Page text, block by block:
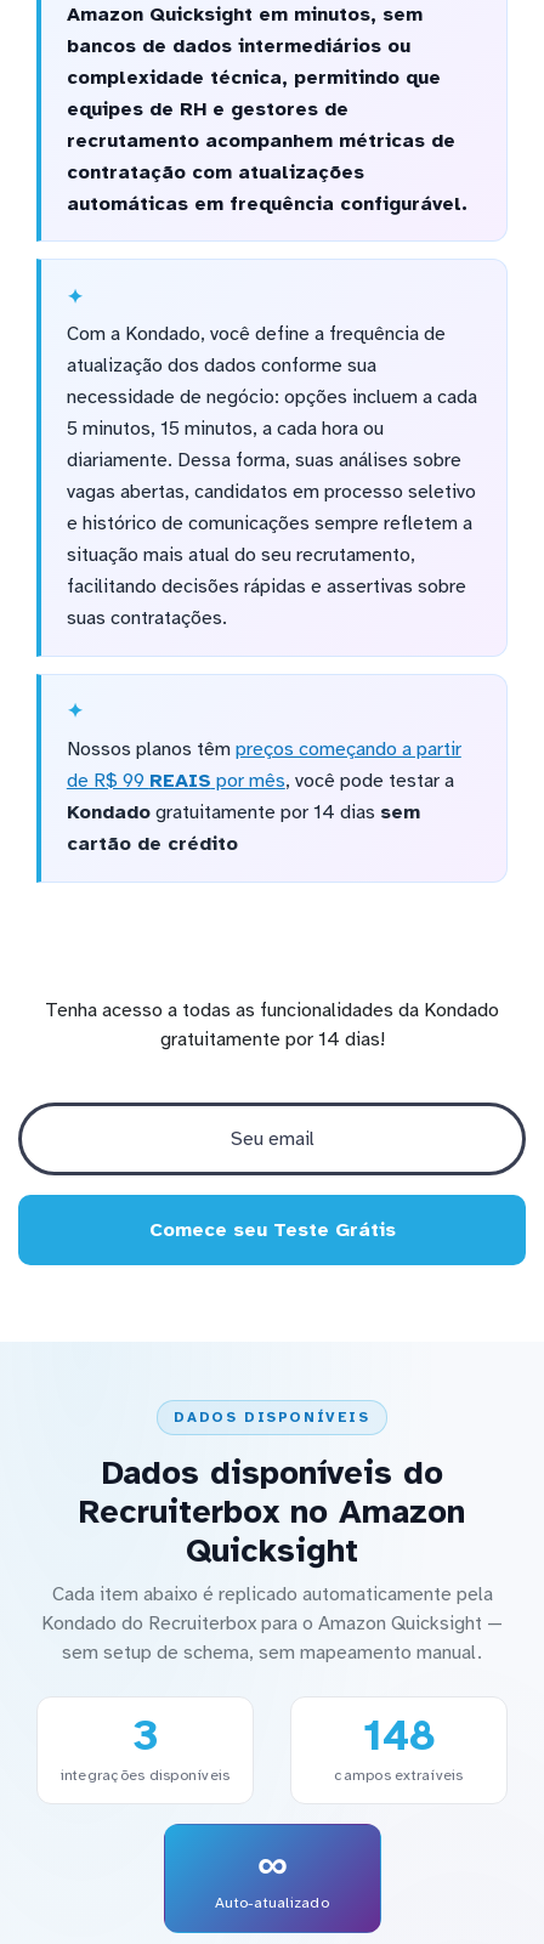
Amazon Quicksight em minutos, sem
bancos de dados intermediários ou
complexidade técnica, permitindo que
equipes de RH e gestores de
recrutamento acompanhem métricas de
contratação com atualizações
automáticas em frequência configurável.
Com a Kondado, você define a frequência de
atualização dos dados conforme sua
necessidade de negócio: opções incluem a cada
5 minutos, 15 minutos, a cada hora ou
diariamente. Dessa forma, suas análises sobre
vagas abertas, candidatos em processo seletivo
e histórico de comunicações sempre refletem a
situação mais atual do seu recrutamento,
facilitando decisões rápidas e assertivas sobre
suas contratações.
Nossos planos têm preços começando a partir
de R$ 99 REAIS por mês, você pode testar a
Kondadogratuitamente por 14 dias sem
cartão de crédito
Tenha acesso a todas as funcionalidades da Kondado
gratuitamente por 14 dias!
Comece seu Teste Grátis
DADOS DISPONÍVEIS
Dados disponíveis do
Recruiterbox no Amazon
Quicksight
Cada item abaixo é replicado automaticamente pela
Kondado do Recruiterbox para o Amazon Quicksight —
sem setup de schema, sem mapeamento manual.
3
integrações disponíveis
148
campos extraíveis
∞
Auto-atualizado